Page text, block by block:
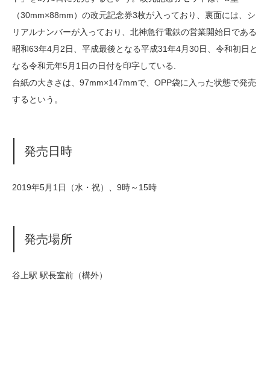
（30mm×88mm）の改元記念券3枚が入っており、裏面には、シ
リアルナンバーが入っており、北神急行電鉄の営業開始日である
昭和63年4月2日、平成最後となる平成31年4月30日、令和初日と
なる令和元年5月1日の日付を印字している.
台紙の大きさは、97mm×147mmで、OPP袋に入った状態で発売
するという。
発売日時
2019年5月1日（水・祝）、9時～15時
発売場所
谷上駅 駅長室前（構外）